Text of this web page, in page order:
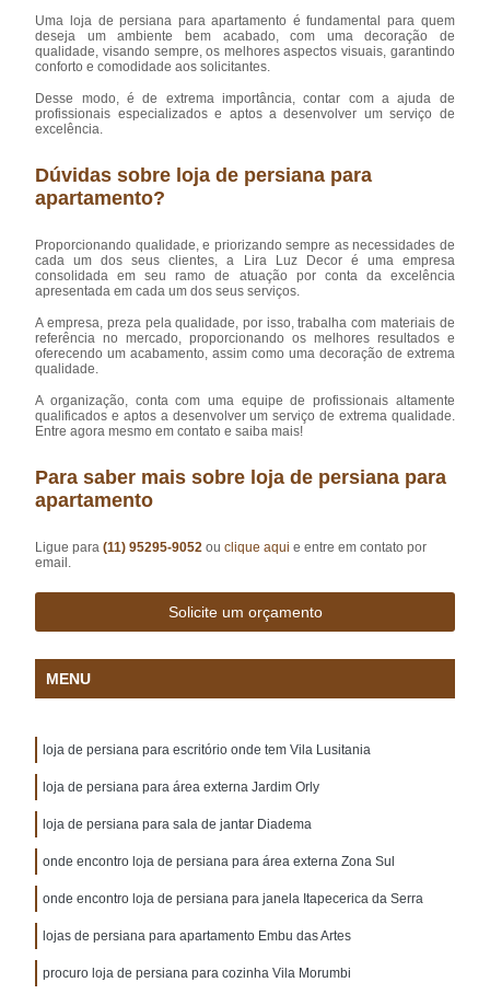
Uma loja de persiana para apartamento é fundamental para quem
deseja um ambiente bem acabado, com uma decoração de
qualidade, visando sempre, os melhores aspectos visuais, garantindo
conforto e comodidade aos solicitantes.
Desse modo, é de extrema importância, contar com a ajuda de
profissionais especializados e aptos a desenvolver um serviço de
excelência.
Dúvidas sobre loja de persiana para
apartamento?
Proporcionando qualidade, e priorizando sempre as necessidades de
cada um dos seus clientes, a Lira Luz Decor é uma empresa
consolidada em seu ramo de atuação por conta da excelência
apresentada em cada um dos seus serviços.
A empresa, preza pela qualidade, por isso, trabalha com materiais de
referência no mercado, proporcionando os melhores resultados e
oferecendo um acabamento, assim como uma decoração de extrema
qualidade.
A organização, conta com uma equipe de profissionais altamente
qualificados e aptos a desenvolver um serviço de extrema qualidade.
Entre agora mesmo em contato e saiba mais!
Para saber mais sobre loja de persiana para
apartamento
Ligue para(11) 95295-9052ouclique aqui e entre em contato por
email.
Solicite um orçamento
MENU
loja de persiana para escritório onde tem Vila Lusitania
loja de persiana para área externa Jardim Orly
loja de persiana para sala de jantar Diadema
onde encontro loja de persiana para área externa Zona Sul
onde encontro loja de persiana para janela Itapecerica da Serra
lojas de persiana para apartamento Embu das Artes
procuro loja de persiana para cozinha Vila Morumbi